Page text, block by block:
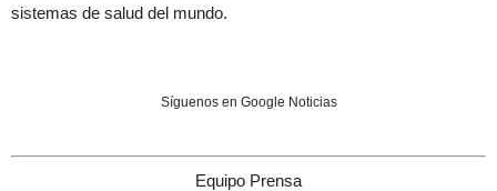
sistemas de salud del mundo.
Síguenos en Google Noticias
Equipo Prensa